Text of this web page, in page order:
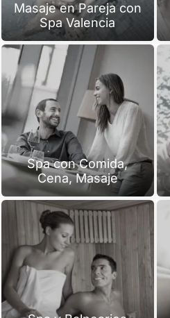
Masaje en Pareja con
Spa Valencia
Spa con Comida,
Cena, Masaje